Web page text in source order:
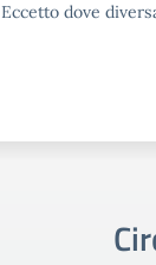
Eccetto dove